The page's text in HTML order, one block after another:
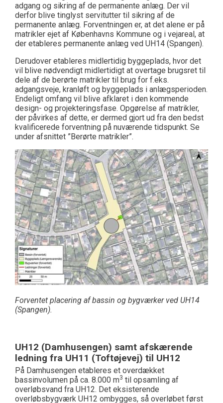
adgang og sikring af de permanente anlæg. Der vil
derfor blive tinglyst servitutter til sikring af de
permanente anlæg. Forventningen er, at det alene er på
matrikler ejet af Københavns Kommune og i vejareal, at
der etableres permanente anlæg ved UH14 (Spangen).
Derudover etableres midlertidig byggeplads, hvor det
vil blive nødvendigt midlertidigt at overtage brugsret til
dele af de berørte matrikler til brug for f.eks.
adgangsveje, kranløft og byggeplads i anlægsperioden.
Endeligt omfang vil blive afklaret i den kommende
design- og projekteringsfase. Opgørelse af matrikler,
der påvirkes af dette, er dermed gjort ud fra den bedst
kvalificerede forventning på nuværende tidspunkt. Se
under afsnittet ”Berørte matrikler”.
Forventet placering af bassin og bygværker ved UH14
(Spangen).
UH12 (Damhusengen) samt afskærende
ledning fra UH11 (Toftøjevej) til UH12
På Damhusengen etableres et overdækket
bassinvolumen på ca. 8.000 m3 til opsamling af
overløbsvand fra UH12. Det eksisterende
overløbsbygværk UH12 ombygges, så overløbet først